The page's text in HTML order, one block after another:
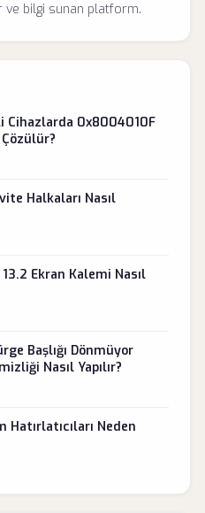
ve bilgi sunan platform.
Cihazlarda 0x8004010F
Halkaları Nasıl
Ekran Kalemi Nasıl
Başlığı Dönmüyor
Nasıl Yapılır?
Neden